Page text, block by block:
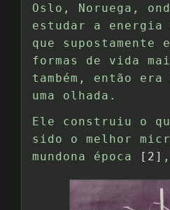
Oslo, Noruega,
estudar a energia
que supostamente
formas de vida
também, então
uma olhada.
Ele construiu o
sido o melhor
mundona época
[2] ,